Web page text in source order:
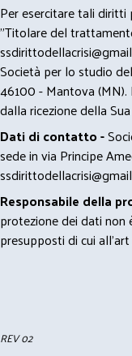
Per esercitare tali
"Titolare del
Società per lo studio
46100 - Mantova
dalla ricezione della
Dati di contatto -
sede in via Principe
Responsabile della
protezione dei dati
presupposti di cui
REV 02